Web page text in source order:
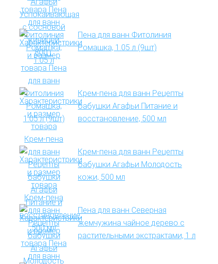
Пена для ванн Фитолиния
Ромашка, 1.05 л (9шт)
Крем-пена для ванн Рецепты
бабушки Агафьи Питание и
восстановление, 500 мл
Крем-пена для ванн Рецепты
бабушки Агафьи Молодость
кожи, 500 мл
Пена для ванн Северная
жемчужина чайное дерево с
растительными экстрактами, 1 л